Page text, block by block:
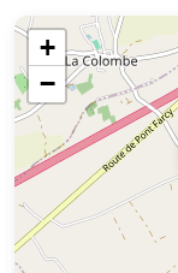
+
−